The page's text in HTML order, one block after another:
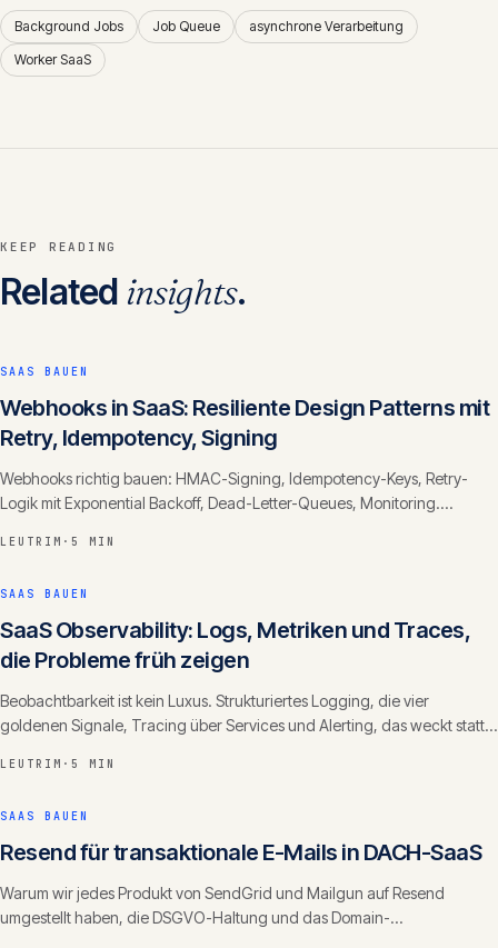
Background Jobs Job Queue
asynchrone Verarbeitung
Worker SaaS
KEEP READING
Related insights.
SAAS BAUEN
Webhooks in SaaS: Resiliente Design Patterns mit
Retry, Idempotency, Signing
Webhooks richtig bauen: HMAC-Signing, Idempotency-Keys, Retry-
Logik mit Exponential Backoff, Dead-Letter-Queues, Monitoring.
LEUTRIM · 5 MIN
SAAS BAUEN
SaaS Observability: Logs, Metriken und Traces,
die Probleme früh zeigen
Beobachtbarkeit ist kein Luxus. Strukturiertes Logging, die vier
goldenen Signale, Tracing über Services und Alerting, das weckt statt
LEUTRIM · 5 MIN
SAAS BAUEN
Resend für transaktionale E-Mails in DACH-SaaS
Warum wir jedes Produkt von SendGrid und Mailgun auf Resend
umgestellt haben, die DSGVO-Haltung und das Domain-